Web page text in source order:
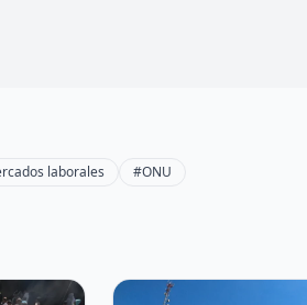
laborales #ONU